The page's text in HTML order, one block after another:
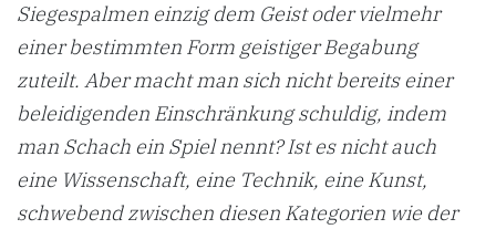
Siegespalmen einzig dem Geist oder vielmehr
einer bestimmten Form geistiger Begabung
zuteilt. Aber macht man sich nicht bereits einer
beleidigenden Einschränkung schuldig, indem
man Schach ein Spiel nennt? Ist es nicht auch
eine Wissenschaft, eine Technik, eine Kunst,
schwebend zwischen diesen Kategorien wie der